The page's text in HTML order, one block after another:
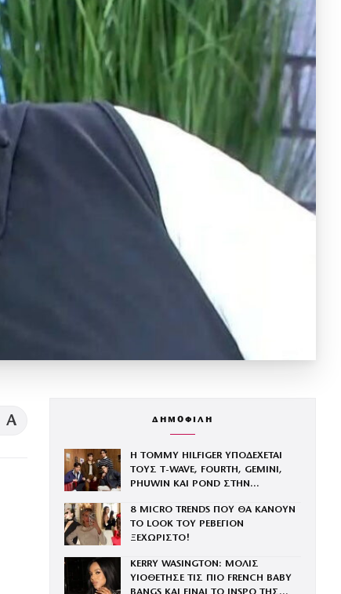
A ΔΗΜΟΦΙΛΗ
Η TOMMY HILFIGER ΥΠΟΔΕΧΕΤΑΙ
ΤΟΥΣ Τ-WAVE, FOURTH, GEMINI,
PHUWIN ΚΑΙ POND ΣΤΗΝ
8 MICRO TRENDS ΠΟΥ ΘΑ ΚΑΝΟΥΝ
ΤΟ LOOK ΤΟΥ ΡΕΒΕΓΙΟΝ
ΞΕΧΩΡΙΣΤΟ!
KERRY WASINGTON: ΜΟΛΙΣ
ΥΙΟΘΕΤΗΣΕ ΤΙΣ ΠΙΟ FRENCH BABY